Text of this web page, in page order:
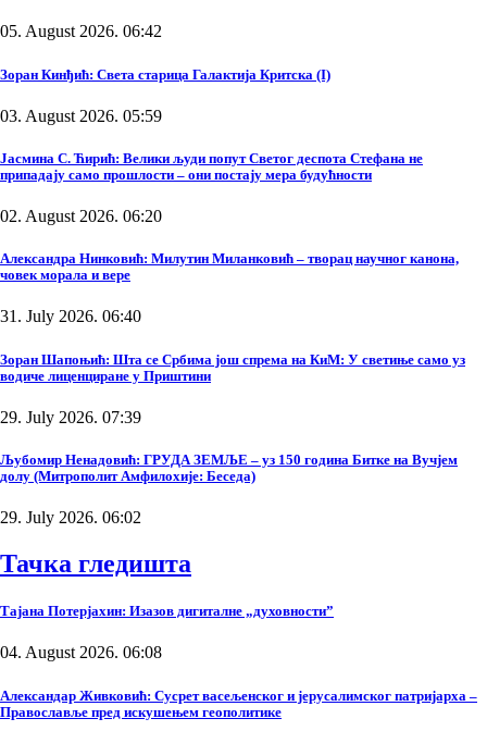
05. August 2026. 06:42
Зоран Кинђић: Света старица Галактија Критска (I)
03. August 2026. 05:59
Јасмина С. Ћирић: Велики људи попут Светог деспота Стефана не
припадају само прошлости – они постају мера будућности
02. August 2026. 06:20
Александра Нинковић: Милутин Миланковић – творац научног канона,
човек морала и вере
31. July 2026. 06:40
Зоран Шапоњић: Шта се Србима још спрема на КиМ: У светиње само уз
водиче лиценциране у Приштини
29. July 2026. 07:39
Љубомир Ненадовић: ГРУДА ЗЕМЉЕ – уз 150 година Битке на Вучјем
долу (Митрополит Амфилохије: Беседа)
29. July 2026. 06:02
Тачка гледишта
Тајана Потерјахин: Изазов дигиталне „духовности”
04. August 2026. 06:08
Александар Живковић: Сусрет васељенског и јерусалимског патријарха –
Православље пред искушењем геополитике